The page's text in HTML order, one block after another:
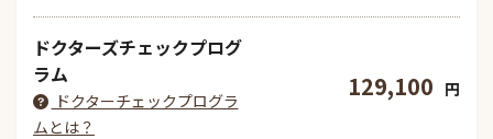
ドクターズチェックプログ
ラム
ドクターチェックプログラ
ムとは？
129,100 円